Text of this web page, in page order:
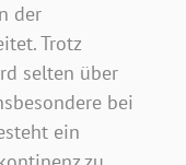
der
Trotz
selten über
bei
ein